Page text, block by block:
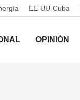
EE UU-Cuba
OPINIÓN